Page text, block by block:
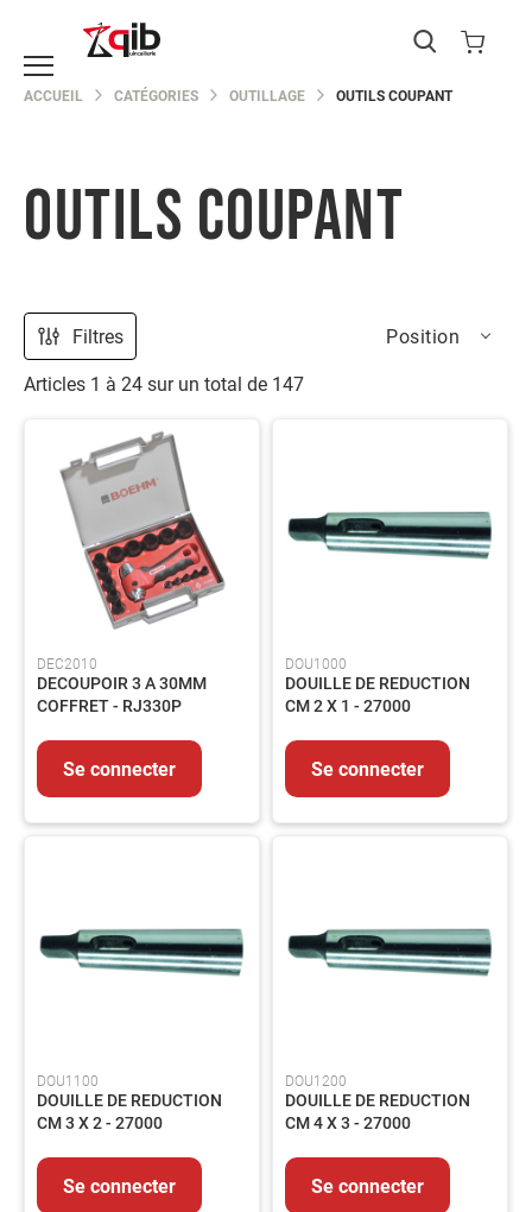
Catégories
corps
Protection
de
tête
des
yeux
Protection
des
voies
respiratoires
Protection
Protection
Antichute
Détection
de
Protection
électroportatif
Outillage
à
Outils
Outillage
bâtiment
ACCUEIL CATÉGORIES OUTILLAGE OUTILS COUPANT
OUTILS COUPANT
Articles 1 à 24sur un total de 147
Filtres Position
DEC2010
DECOUPOIR 3 A 30MM
COFFRET - RJ330P
Se connecter
DOU1000
DOUILLE DE REDUCTION
CM 2 X 1 - 27000
Se connecter
DOU1100
DOUILLE DE REDUCTION
CM 3 X 2 - 27000
Se connecter
DOU1200
DOUILLE DE REDUCTION
CM 4 X 3 - 27000
Se connecter